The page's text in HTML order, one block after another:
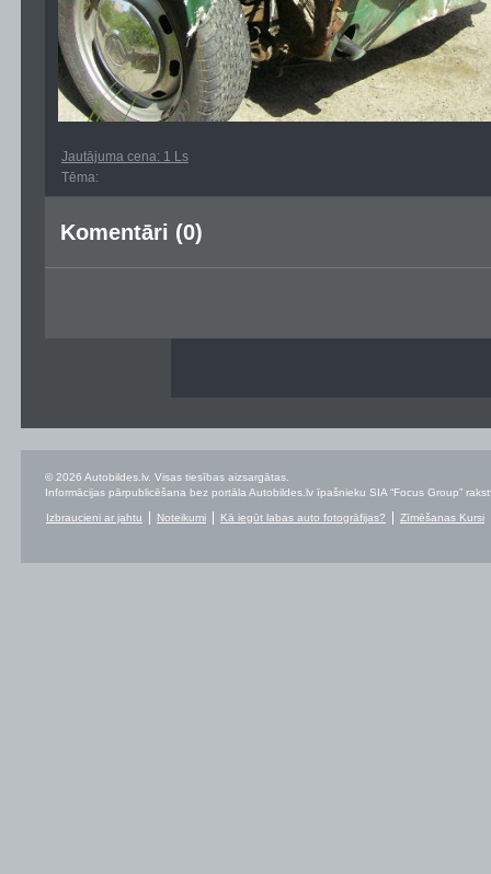
Jautājuma cena: 1 Ls
Tēma:
Komentāri (0)
© 2026 Autobildes.lv. Visas tiesības aizsargātas.
Informācijas pārpublicēšana bez portāla Autobildes.lv īpašnieku SIA “Focus Group”
Izbraucieni ar jahtu Noteikumi Kā iegūt labas auto fotogrāfijas? Zīmēšanas Kursi